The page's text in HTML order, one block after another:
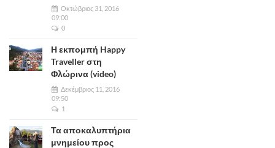
Οκτώβριος 31, 2016
09:00
0
Η εκπομπή Happy
Traveller στη
Φλώρινα (video)
Δεκέμβριος 11, 2016
09:50
1
Τα αποκαλυπτήρια
μνημείου προς